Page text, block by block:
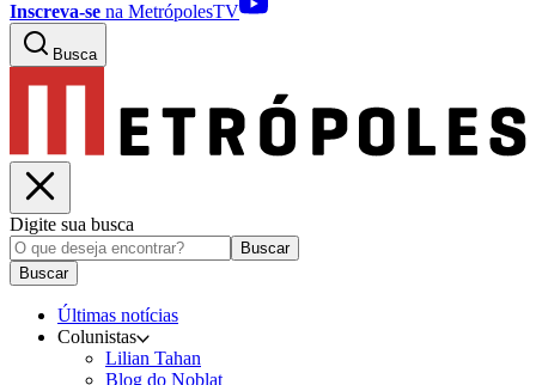
Inscreva-se na MetrópolesTV
Busca
Digite sua busca
Buscar
Buscar
Últimas notícias
Colunistas
Lilian Tahan
Blog do Noblat